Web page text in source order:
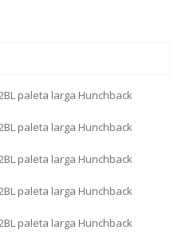
paleta larga Hunchback
paleta larga Hunchback
paleta larga Hunchback
paleta larga Hunchback
paleta larga Hunchback